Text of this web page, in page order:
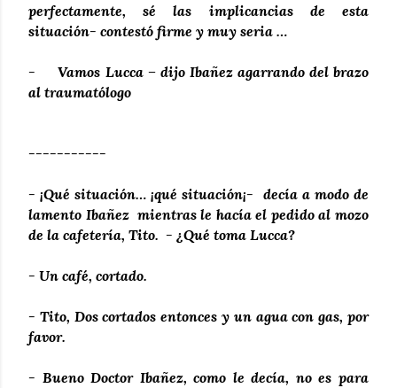
perfectamente, sé las implicancias de esta
situación- contestó firme y muy seria …
- Vamos Lucca – dijo Ibañez agarrando del brazo
al traumatólogo
-----------
- ¡Qué situación… ¡qué situación¡- decía a modo de
lamento Ibañez mientras le hacía el pedido al mozo
de la cafetería, Tito. - ¿Qué toma Lucca?
- Un café, cortado.
- Tito, Dos cortados entonces y un agua con gas, por
favor.
- Bueno Doctor Ibañez, como le decía, no es para